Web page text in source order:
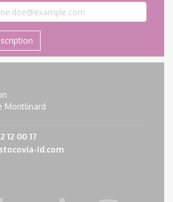
Montlinard
12 00 17
id.com